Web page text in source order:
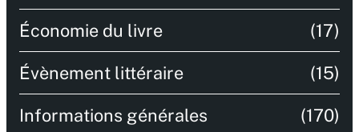
Économie du livre (17)
Évènement littéraire (15)
Informations générales (170)